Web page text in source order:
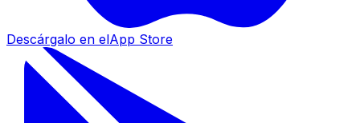
Descárgalo en elApp Store